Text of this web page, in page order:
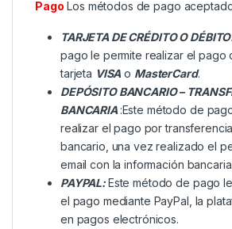
Pago Los métodos de pago
TARJETA DE CRÉDITO O
pago le permite realizar el pago
tarjeta VISA o MasterCard.
DEPÓSITO BANCARIO –
BANCARIA :Este método de
realizar el pago por
bancario, una vez realizado el
email con la información bancaria.
PAYPAL:Este método de pago
el pago mediante PayPal, la
en pagos electrónicos.